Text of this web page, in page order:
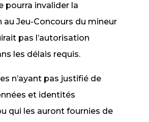
pourra invalider la
Jeu-Concours du mineur
pas l’autorisation
les délais requis.
n’ayant pas justifié de
et identités
qui les auront fournies de